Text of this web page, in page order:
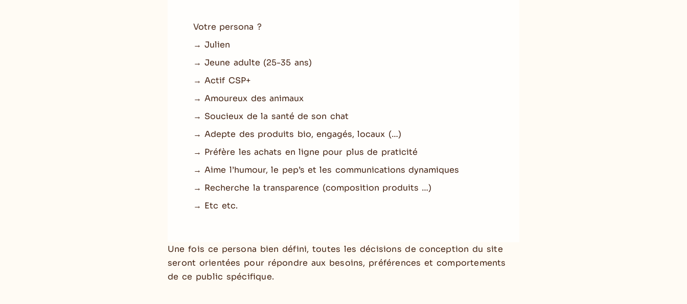
Votre persona ?
→ Julien
→ Jeune adulte (25-35 ans)
→ Actif CSP+
→ Amoureux des animaux
→ Soucieux de la santé de son chat
→ Adepte des produits bio, engagés, locaux (…)
→ Préfère les achats en ligne pour plus de praticité
→ Aime l’humour, le pep’s et les communications dynamiques
→ Recherche la transparence (composition produits …)
→ Etc etc.
Une fois ce persona bien défini, toutes les décisions de conception du site
seront orientées pour répondre aux besoins, préférences et comportements
de ce public spécifique.